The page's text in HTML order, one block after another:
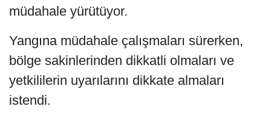
müdahale yürütüyor.
Yangına müdahale çalışmaları sürerken,
bölge sakinlerinden dikkatli olmaları ve
yetkililerin uyarılarını dikkate almaları
istendi.